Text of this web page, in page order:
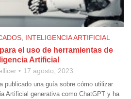
, INTELIGENCIA ARTIFICIAL
el uso de herramientas de
Artificial
17 agosto, 2023
publicado una guía sobre cómo utilizar
Artificial generativa como ChatGPT y ha